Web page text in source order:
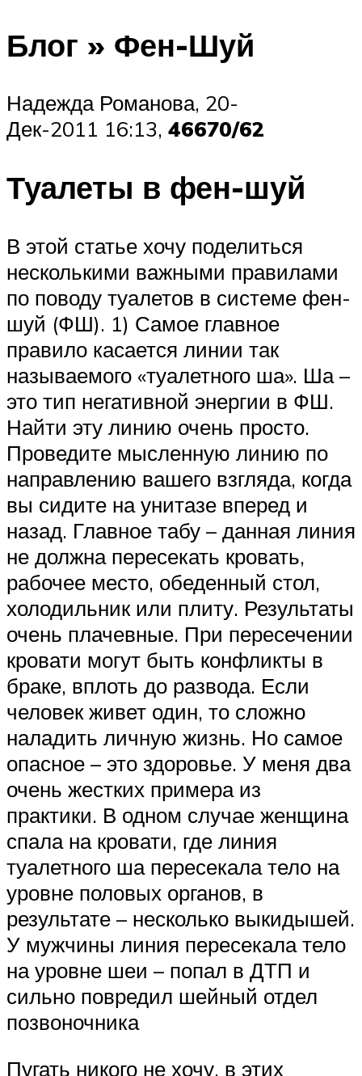
Блог » Фен-Шуй
Надежда Романова, 20-
Дек-2011 16:13, 46670/62
Туалеты в фен-шуй
В этой статье хочу поделиться
несколькими важными правилами
по поводу туалетов в системе фен-
шуй (ФШ). 1) Самое главное
правило касается линии так
называемого «туалетного ша». Ша –
это тип негативной энергии в ФШ.
Найти эту линию очень просто.
Проведите мысленную линию по
направлению вашего взгляда, когда
вы сидите на унитазе вперед и
назад. Главное табу – данная линия
не должна пересекать кровать,
рабочее место, обеденный стол,
холодильник или плиту. Результаты
очень плачевные. При пересечении
кровати могут быть конфликты в
браке, вплоть до развода. Если
человек живет один, то сложно
наладить личную жизнь. Но самое
опасное – это здоровье. У меня два
очень жестких примера из
практики. В одном случае женщина
спала на кровати, где линия
туалетного ша пересекала тело на
уровне половых органов, в
результате – несколько выкидышей.
У мужчины линия пересекала тело
на уровне шеи – попал в ДТП и
сильно повредил шейный отдел
позвоночника
Пугать никого не хочу, в этих